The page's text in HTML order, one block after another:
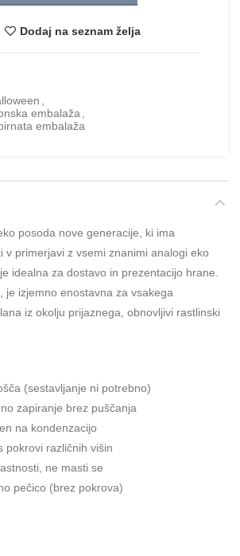
Dodaj na seznam želja
embalaža
embalaža
posoda nove generacije, ki ima
v primerjavi z vsemi znanimi analogi eko
idealna za dostavo in prezentacijo hrane.
je izjemno enostavna za vsakega
iz okolju prijaznega, obnovljivi rastlinski
(sestavljanje ni potrebno)
zapiranje brez puščanja
na kondenzacijo
pokrovi različnih višin
ne masti se
pečico (brez pokrova)